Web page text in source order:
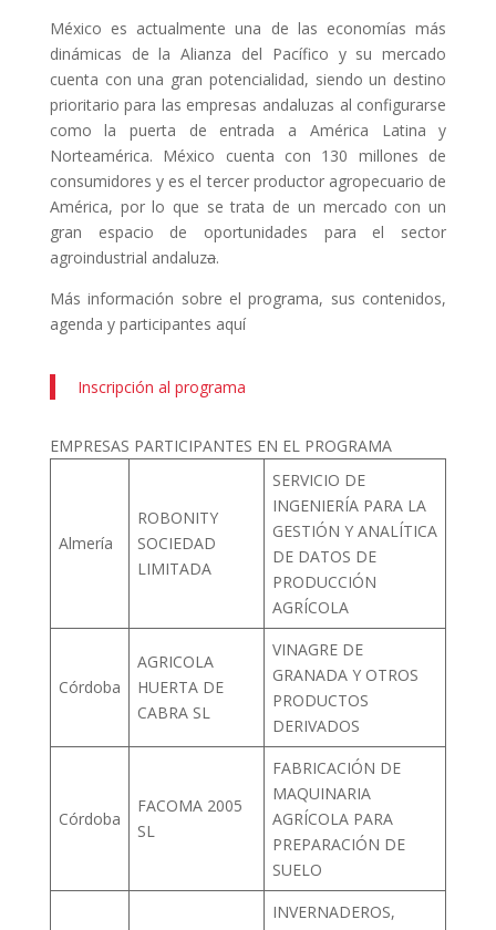
México es actualmente una de las economías más
dinámicas de la Alianza del Pacífico y su mercado
cuenta con una gran potencialidad, siendo un destino
prioritario para las empresas andaluzas al configurarse
como la puerta de entrada a América Latina y
Norteamérica. México cuenta con 130 millones de
consumidores y es el tercer productor agropecuario de
América, por lo que se trata de un mercado con un
gran espacio de oportunidades para el sector
agroindustrial andaluza.
Más información sobre el programa, sus contenidos,
agenda y participantes aquí
Inscripción al programa
EMPRESAS PARTICIPANTES EN EL PROGRAMA
Almería
ROBONITY
SOCIEDAD
LIMITADA
SERVICIO DE
INGENIERÍA PARA LA
GESTIÓN Y ANALÍTICA
DE DATOS DE
PRODUCCIÓN
AGRÍCOLA
Córdoba
AGRICOLA
HUERTA DE
CABRA SL
VINAGRE DE
GRANADA Y OTROS
PRODUCTOS
DERIVADOS
Córdoba
FACOMA 2005
SL
FABRICACIÓN DE
MAQUINARIA
AGRÍCOLA PARA
PREPARACIÓN DE
SUELO
INVERNADEROS,